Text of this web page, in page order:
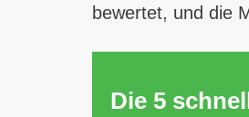
bewertet, und die
Die 5